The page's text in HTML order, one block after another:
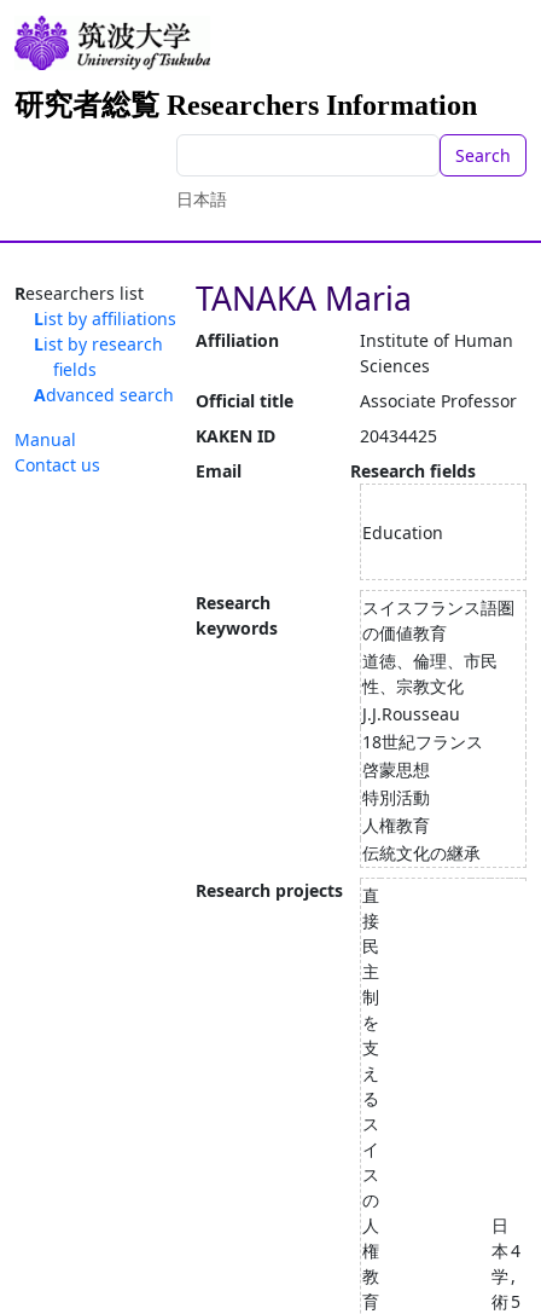
研究者総覧 Researchers Information
Search
日本語
Researchers list
List by affiliations
List by research
fields
Advanced search
Manual
Contact us
TANAKA Maria
Affiliation
Institute of Human
Sciences
Official title
Associate Professor
KAKEN ID
20434425
Email
Research fields
Education
Research
keywords
スイスフランス語圏
の価値教育
道徳、倫理、市民
性、宗教文化
J.J.Rousseau
18世紀フランス
啓蒙思想
特別活動
人権教育
伝統文化の継承
Research projects
直
接
民
主
制
を
支
え
る
ス
イ
ス
の
人
権
教
育
日
本
学
術
4
,
5